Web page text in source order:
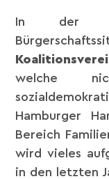
In der
welche
Hamburger
Bereich
wird vieles
in den letzten